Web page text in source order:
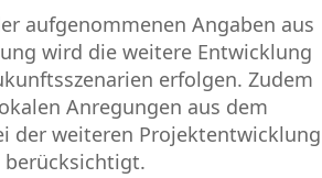
aufgenommenen Angaben aus
wird die weitere Entwicklung
erfolgen. Zudem
Anregungen aus dem
der weiteren Projektentwicklung
berücksichtigt.